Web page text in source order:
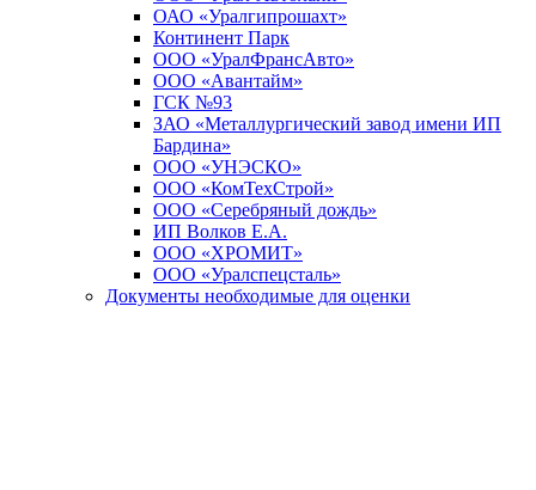
ОАО «Уралгипрошахт»
Континент Парк
ООО «УралФрансАвто»
ООО «Авантайм»
ГСК №93
ЗАО «Металлургический завод имени ИП
Бардина»
ООО «УНЭСКО»
ООО «КомТехСтрой»
ООО «Серебряный дождь»
ИП Волков Е.А.
ООО «ХРОМИТ»
ООО «Уралспецсталь»
Документы необходимые для оценки